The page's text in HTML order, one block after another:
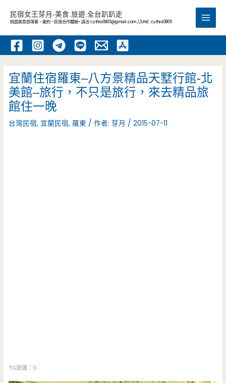
內
民宿女王芽月-美食.旅遊.全台趴趴走
桃園美食部落客，邀約 -民宿合作體驗~ 請洽cythia0805@gmail.com //LINE: cythia0805
Main
宜蘭住宿羅東–八方景精品天墅行館-北
美館–旅行，不只是旅行，來去精品旅
館住一晚
台灣民宿, 宜蘭民宿, 羅東 / 作者:芽月 /2015-07-11
TG按讚：0